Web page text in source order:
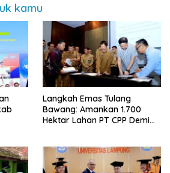
kamu
Langkah Emas Tulang
Bawang: Amankan 1.700
Hektar Lahan PT CPP Demi